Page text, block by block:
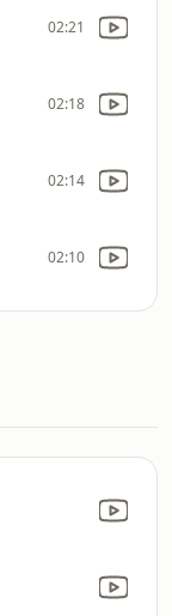
02:21
02:18
02:14
02:10